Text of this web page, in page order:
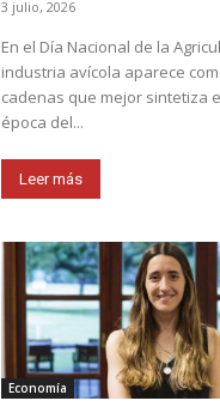
3 julio, 2026
En el Día Nacional de la
industria avícola aparece
cadenas que mejor sintetiza
época del...
Leer más
Economía